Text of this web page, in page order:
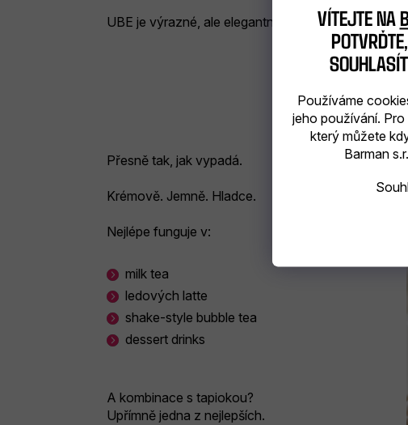
VÍTEJTE NA
Používáme
jeho používání.
který můžete
Barman
UBE je výrazné, ale elegantní.
Přesně tak, jak vypadá.
Krémově. Jemně. Hladce.
Nejlépe funguje v:
milk tea
ledových latte
shake-style bubble tea
dessert drinks
A kombinace s tapiokou?
Upřímně jedna z nejlepších.